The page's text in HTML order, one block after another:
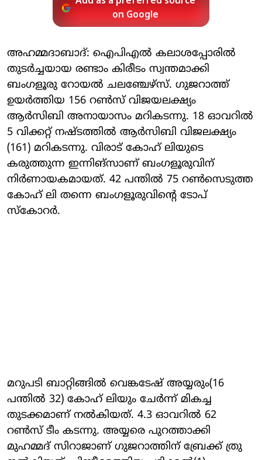
on Google
അഹമ്മദാബാദ്: ഐപിഎല്‍ കലാശപ്പോരില്‍
തുടര്‍ച്ചയായ രണ്ടാം കിരീടം സ്വന്തമാക്കി
ബംഗളൂരു റോയല്‍ ചലഞ്ചേഴ്‌സ്. ഗുജറാത്ത്
ഉയര്‍ത്തിയ 156 റണ്‍സ് വിജയലക്ഷ്യം
ആര്‍സിബി അനായാസം മറികടന്നു. 18 ഓവറില്‍
5 വിക്കറ്റ് നഷ്ടത്തില്‍ ആര്‍സിബി വിജലക്ഷ്യം
(161) മറികടന്നു. വിരാട് കോഹ് ലിയുടെ
കരുത്തുന്ന ഇന്നിങ്‌സാണ് ബംഗളൂരുവിന്
നിര്‍ണായകമായത്. 42 പന്തില്‍ 75 റണ്‍സെടുത്ത
കോഹ് ലി തന്നെ ബംഗളൂരുവിന്റെ ടോപ്
സ്‌കോറര്‍.
മറുപടി ബാറ്റിങ്ങില്‍ വെങ്കടേഷ് അയ്യരും(16
പന്തില്‍ 32) കോഹ് ലിയും ചേര്‍ന്ന് മികച്ച
തുടക്കമാണ് നല്‍കിയത്. 4.3 ഓവറില്‍ 62
റണ്‍സ് ടീം കടന്നു. അയ്യരെ പുറത്താക്കി
മുഹമ്മദ് സിറാജാണ് ഗുജറാത്തിന് ബ്രേക്ക് ത്രു